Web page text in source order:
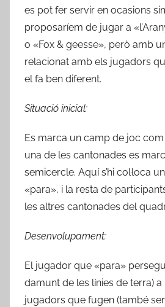
es pot fer servir en ocasions
proposaríem de jugar a
o «Fox & geesse», però amb
relacionat amb els jugadors
el fa ben diferent.
Situació inicial:
Es marca un camp de joc
una de les cantonades es
semicercle. Aquí s’hi col·loca
«para», i la resta de
les altres cantonades del
Desenvolupament:
El jugador que «para»
damunt de les línies de terra) a
jugadors que fugen (també